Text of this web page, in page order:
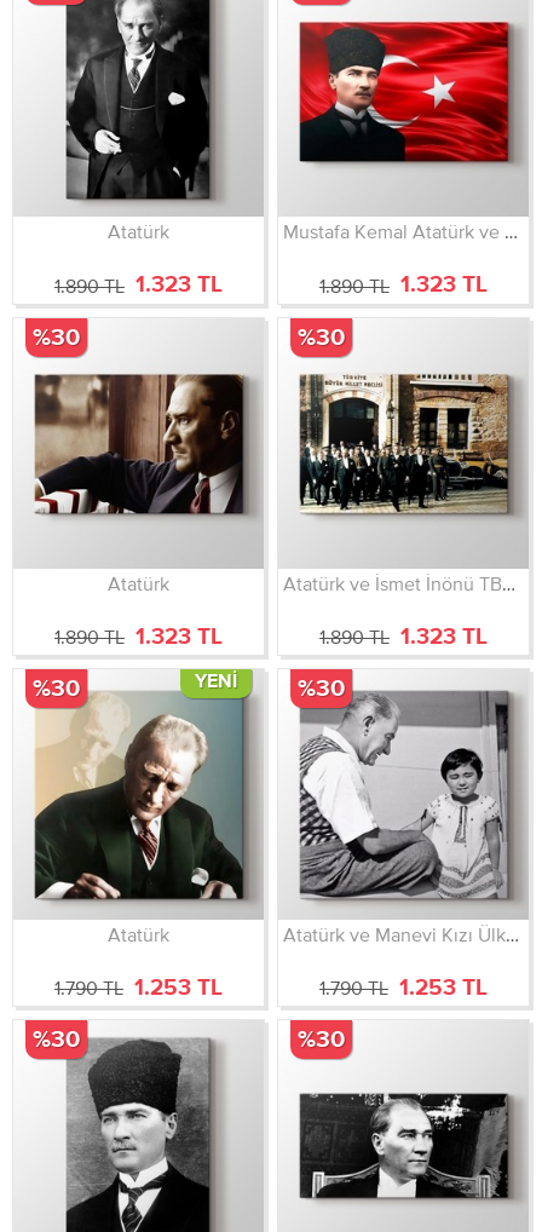
Atatürk
1.890 TL 1.323 TL
Mustafa Kemal Atatürk ve Bayrak
1.890 TL 1.323 TL
Atatürk
1.890 TL 1.323 TL
%30
1.890 TL 1.323 TL
%30
YENI
Atatürk
1.790 TL 1.253 TL
%30
Atatürk ve Manevi Kızı Ülkü Adatepe
1.790 TL 1.253 TL
%30
%30 %30